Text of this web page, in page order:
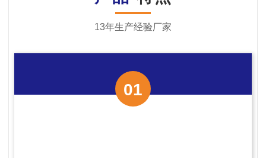
13年生产经验厂家
01